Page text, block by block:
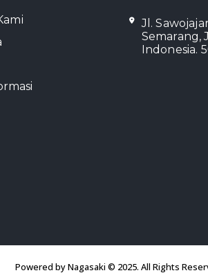
Jl.
Semarang,
Indonesia.
Powered by Nagasaki © 2025. All Rights